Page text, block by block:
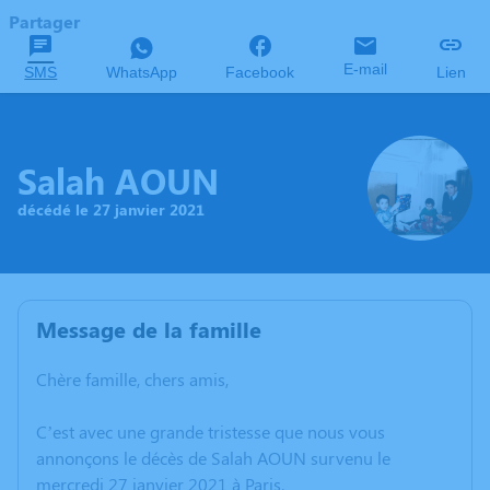
Partager
SMS WhatsApp Facebook E-mail Lien
Salah AOUN
décédé le 27 janvier 2021
Message de la famille
Chère famille, chers amis,
C’est avec une grande tristesse que nous vous
annonçons le décès de Salah AOUN survenu le
mercredi 27 janvier 2021 à Paris.